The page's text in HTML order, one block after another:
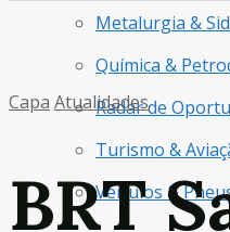
Metalurgia &
Química &
Radar de
Turismo &
Veículos &
Capa Atualidades
BRT